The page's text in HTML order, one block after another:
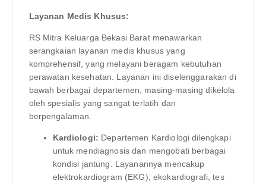
Layanan Medis Khusus:
RS Mitra Keluarga Bekasi Barat menawarkan
serangkaian layanan medis khusus yang
komprehensif, yang melayani beragam kebutuhan
perawatan kesehatan. Layanan ini diselenggarakan di
bawah berbagai departemen, masing-masing dikelola
oleh spesialis yang sangat terlatih dan
berpengalaman.
Kardiologi: Departemen Kardiologi dilengkapi
untuk mendiagnosis dan mengobati berbagai
kondisi jantung. Layanannya mencakup
elektrokardiogram (EKG), ekokardiografi, tes